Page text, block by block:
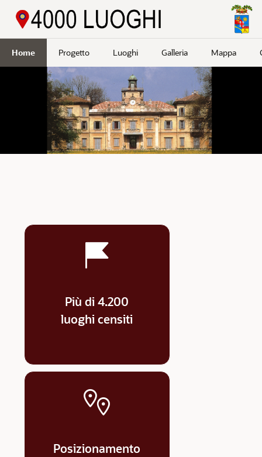
Home Progetto Luoghi Galleria Mappa
Più di 4.200
luoghi censiti
Posizionamento